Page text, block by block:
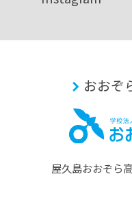
おおぞ
屋久島おおぞら